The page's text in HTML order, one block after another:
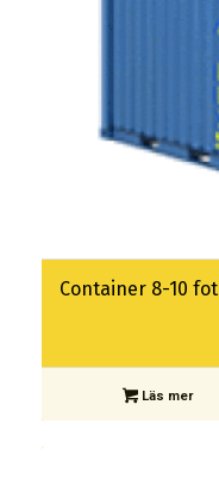
Container 8-10 fot
Läs mer